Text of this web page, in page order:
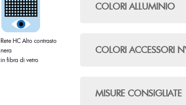
Rete HC Alto contrasto
nera
in fibra di vetro
COLORI ALLUMINIO
COLORI ACCESSORI
MISURE CONSIGLIATE